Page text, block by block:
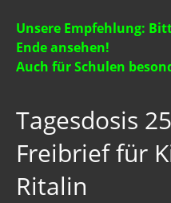
Unsere Empfehlung:
Ende ansehen!
Auch für Schulen
Tagesdosis
Freibrief für
Ritalin